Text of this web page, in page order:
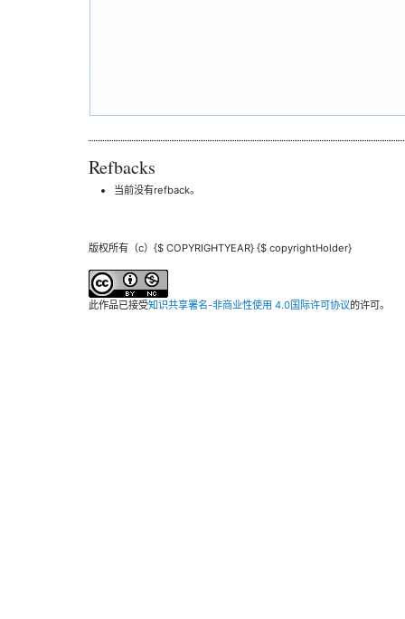
Refbacks
当前没有refback。
版权所有（c）{$ COPYRIGHTYEAR} {$ copyrightHolder}
此作品已接受知识共享署名-非商业性使用 4.0国际许可协议的许可。